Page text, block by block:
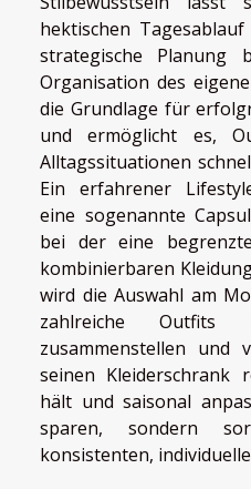
hektischen
strategische Planung
Organisation des
die Grundlage für
und ermöglicht es,
Alltagssituationen
Ein erfahrener
eine sogenannte
bei der eine
kombinierbaren
wird die Auswahl am
zahlreiche
zusammenstellen und
seinen Kleiderschrank
hält und saisonal
sparen, sondern
konsistenten,